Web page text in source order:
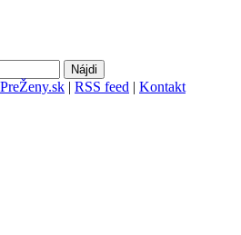
| RSS feed | Kontakt